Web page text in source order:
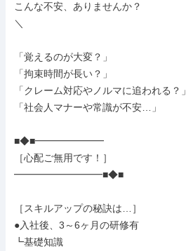
こんな不安、ありませんか？
＼
「覚えるのが大変？」
「拘束時間が長い？」
「クレーム対応やノルマに追われる？」
「社会人マナーや常識が不安…」
■◆■━━━━━━━
［心配ご無用です！］
━━━━━━━━━■◆■
［スキルアップの秘訣は…］
●入社後、3～6ヶ月の研修有
┗基礎知識